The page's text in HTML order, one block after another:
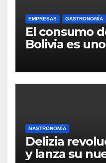
EMPRESAS GASTRONOMÍA
El consumo
Bolivia es
GASTRONOMÍA
Delizia
y lanza su